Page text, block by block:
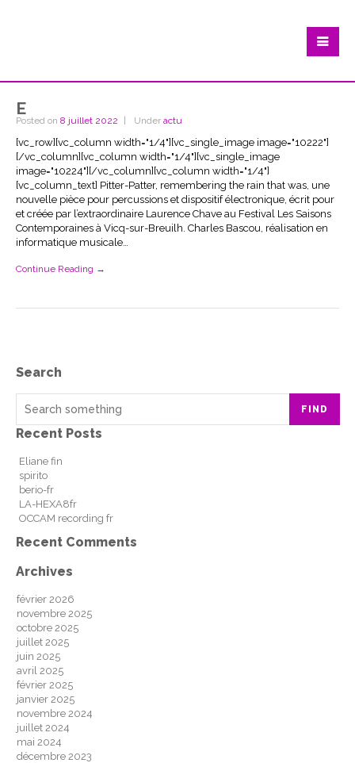
e
Posted on 8 juillet 2022 Under actu
[vc_row][vc_column width="1/4"][vc_single_image image="10222"]
[/vc_column][vc_column width="1/4"][vc_single_image
image="10224"][/vc_column][vc_column width="1/4"]
[vc_column_text] Pitter-Patter, remembering the rain that was, une
nouvelle pièce pour percussions et dispositif électronique, écrit pour
et créée par l’extraordinaire Laurence Chave au Festival Les Saisons
Contemporaines à Vicq-sur-Breuilh. Charles Bascou, réalisation en
informatique musicale…
Continue Reading →
Search
FIND
Recent Posts
Eliane fin
spirito
berio-fr
LA-HEXA8fr
OCCAM recording fr
Recent Comments
Archives
février 2026
novembre 2025
octobre 2025
juillet 2025
juin 2025
avril 2025
février 2025
janvier 2025
novembre 2024
juillet 2024
mai 2024
décembre 2023